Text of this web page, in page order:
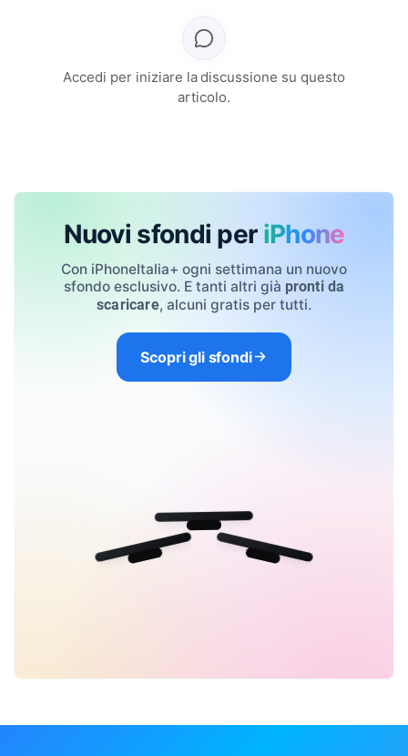
Accedi per iniziare la discussione su questo
articolo.
Nuovi sfondi per iPhone
Con iPhoneItalia+ ogni settimana un nuovo
sfondo esclusivo. E tanti altri già pronti da
scaricare, alcuni gratis per tutti.
Scopri gli sfondi